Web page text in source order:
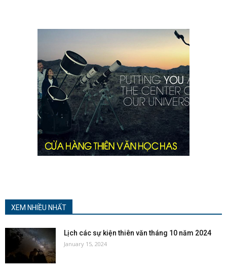
XEM NHIỀU NHẤT
Lịch các sự kiện thiên văn tháng 10 năm 2024
January 15, 2024